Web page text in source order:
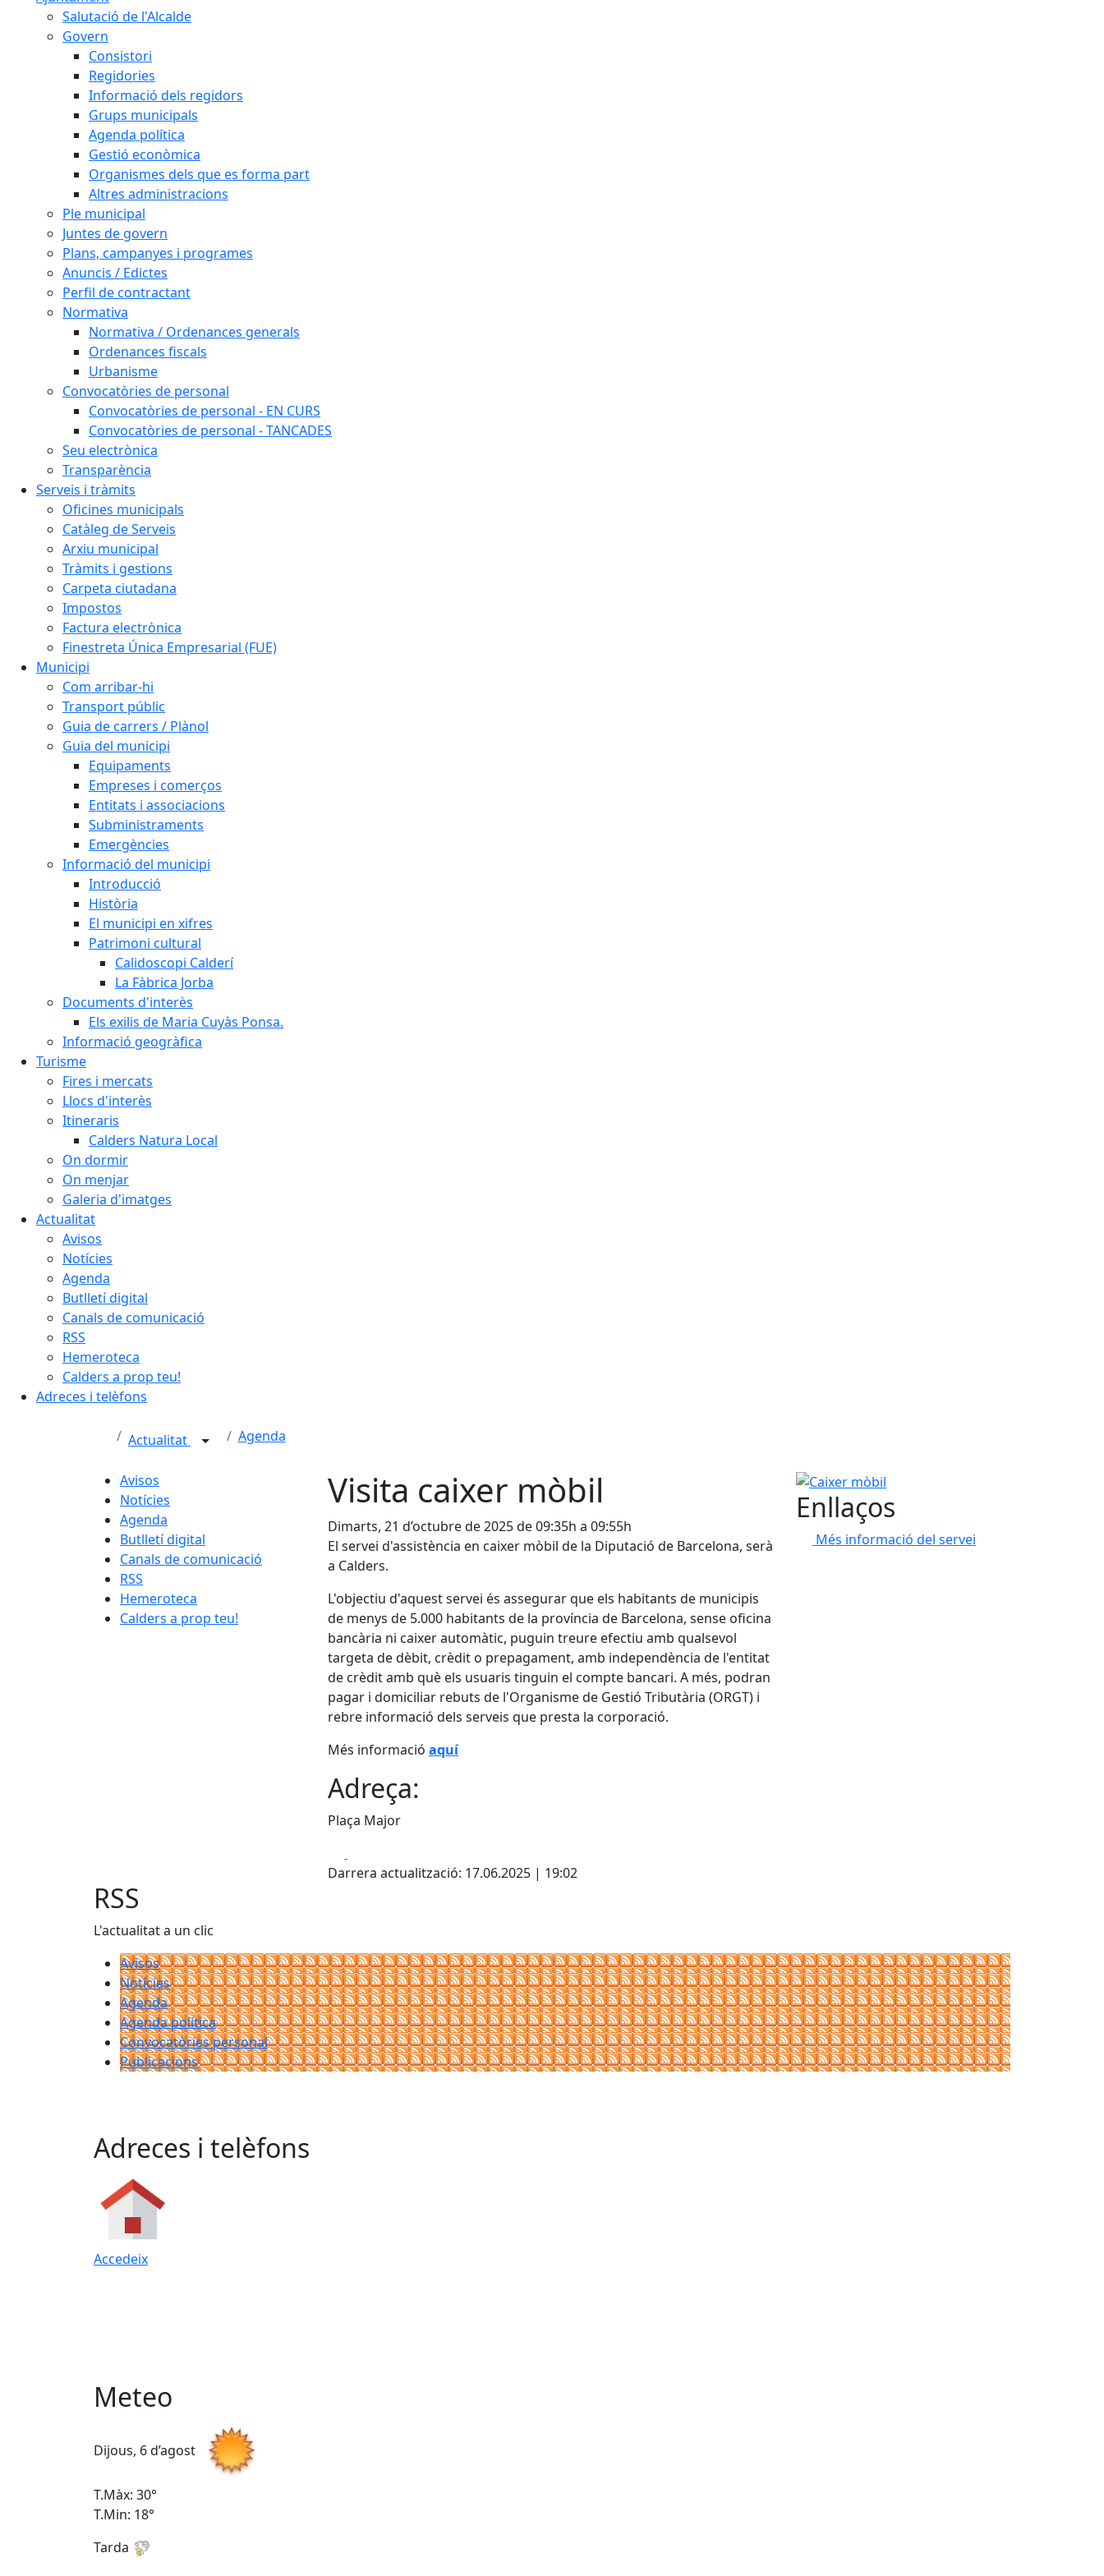
Salutació de l'Alcalde
Govern
Consistori
Regidories
Informació dels regidors
Grups municipals
Agenda política
Gestió econòmica
Organismes dels que es forma part
Altres administracions
Ple municipal
Juntes de govern
Plans, campanyes i programes
Anuncis / Edictes
Perfil de contractant
Normativa
Normativa / Ordenances generals
Ordenances fiscals
Urbanisme
Convocatòries de personal
Convocatòries de personal - EN CURS
Convocatòries de personal - TANCADES
Seu electrònica
Transparència
Serveis i tràmits
Oficines municipals
Catàleg de Serveis
Arxiu municipal
Tràmits i gestions
Carpeta ciutadana
Impostos
Factura electrònica
Finestreta Única Empresarial (FUE)
Municipi
Com arribar-hi
Transport públic
Guia de carrers / Plànol
Guia del municipi
Equipaments
Empreses i comerços
Entitats i associacions
Subministraments
Emergències
Informació del municipi
Introducció
Història
El municipi en xifres
Patrimoni cultural
Calidoscopi Calderí
La Fàbrica Jorba
Documents d'interès
Els exilis de Maria Cuyàs Ponsa.
Informació geogràfica
Turisme
Fires i mercats
Llocs d'interès
Itineraris
Calders Natura Local
On dormir
On menjar
Galeria d'imatges
Actualitat
Avisos
Notícies
Agenda
Butlletí digital
Canals de comunicació
RSS
Hemeroteca
Calders a prop teu!
Adreces i telèfons
Actualitat Agenda
Avisos
Notícies
Agenda
Butlletí digital
Canals de comunicació
RSS
Hemeroteca
Calders a prop teu!
Visita caixer mòbil
Dimarts, 21 d’octubre de 2025 de 09:35h a 09:55h
El servei d'assistència en caixer mòbil de la Diputació de Barcelona, serà
a Calders.
L'objectiu d'aquest servei és assegurar que els habitants de municipis
de menys de 5.000 habitants de la província de Barcelona, sense oficina
bancària ni caixer automàtic, puguin treure efectiu amb qualsevol
targeta de dèbit, crèdit o prepagament, amb independència de l'entitat
de crèdit amb què els usuaris tinguin el compte bancari. A més, podran
pagar i domiciliar rebuts de l'Organisme de Gestió Tributària (ORGT) i
rebre informació dels serveis que presta la corporació.
Més informació aquí
Adreça:
Plaça Major
Darrera actualització: 17.06.2025 | 19:02
Caixer mòbil
Enllaços
Més informació del servei
RSS
L'actualitat a un clic
Avisos
Notícies
Agenda
Agenda política
Convocatòries personal
Publicacions
Adreces i telèfons
Accedeix
Meteo
Dijous, 6 d’agost
T.Màx: 30°
T.Min: 18°
Tarda